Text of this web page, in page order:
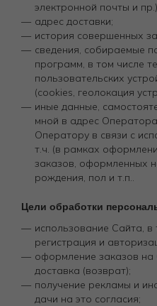
электронной почты и
адрес доставки;
история совершенных
сведения, собираемые
программ, в том числе
пользовательских
(cookies, геолокация
иные данные,
мной в адрес
Оператору в связи с
т.ч. (в рамках
заказов, оформленных
рождения, пол и т.п..
Цели обработки
использование Сайта, в
регистрация и
оформление заказов
доставка (возврат);
получение рекламы и
дачи на это согласия;